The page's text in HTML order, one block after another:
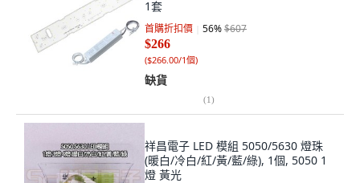
1套
首購折扣價 56%$607
$266
($266.00/1個)
缺貨
(1)
祥昌電子 LED 模組 5050/5630 燈珠
(暖白/冷白/紅/黃/藍/綠), 1個, 5050 1
燈 黃光